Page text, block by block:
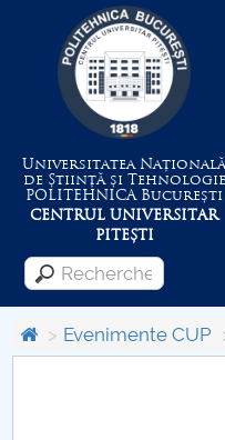
Universitatea Națională
de Știință și Tehnologie
POLITEHNICABucurești
CENTRUL UNIVERSITAR
PITEȘTI
Menu
Evenimente CUP